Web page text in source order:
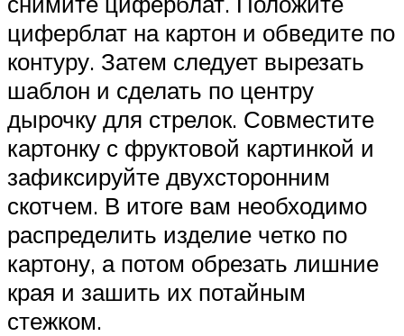
циферблат на картон и обведите по
контуру. Затем следует вырезать
шаблон и сделать по центру
дырочку для стрелок. Совместите
картонку с фруктовой картинкой и
зафиксируйте двухсторонним
скотчем. В итоге вам необходимо
распределить изделие четко по
картону, а потом обрезать лишние
края и зашить их потайным
стежком.